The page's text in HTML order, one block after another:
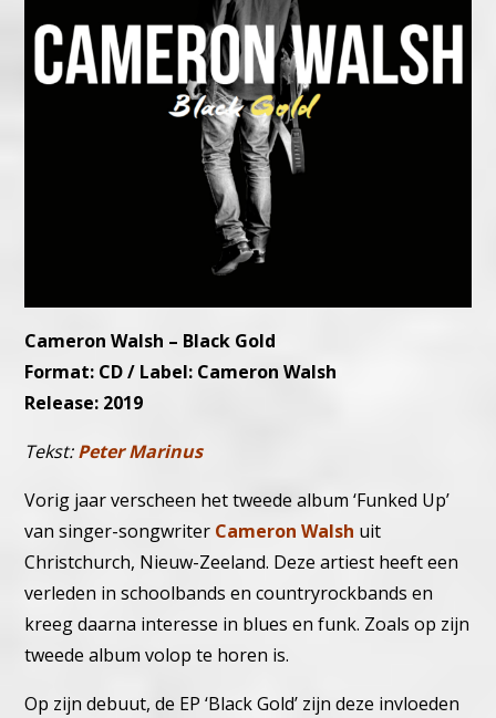
Cameron Walsh – Black Gold
Format: CD / Label: Cameron Walsh
Release: 2019
Tekst:Peter Marinus
Vorig jaar verscheen het tweede album ‘Funked Up’
van singer-songwriter Cameron Walsh uit
Christchurch, Nieuw-Zeeland. Deze artiest heeft een
verleden in schoolbands en countryrockbands en
kreeg daarna interesse in blues en funk. Zoals op zijn
tweede album volop te horen is.
Op zijn debuut, de EP ‘Black Gold’ zijn deze invloeden